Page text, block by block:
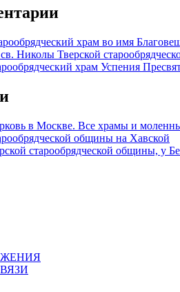
храм во имя
Николы Тверской
храм Успения
в Москве. Все храмы и
общины на Хавской
старообрядческой общины, у